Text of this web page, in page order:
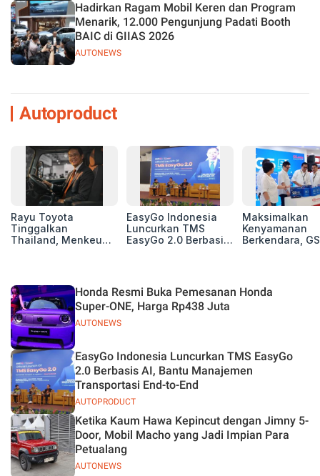
AUTONEWS
Hadirkan Ragam Mobil Keren dan Program
Menarik, 12.000 Pengunjung Padati Booth
BAIC di GIIAS 2026
Autoproduct
Rayu Toyota
Tinggalkan
Thailand, Menkeu
Basis Produksi
ASEAN
EasyGo Indonesia
Luncurkan TMS
EasyGo 2.0 Berbasis
Maksimalkan
Kenyamanan
Berkendara,
2026
AUTONEWS
Honda Resmi Buka Pemesanan Honda
Super-ONE, Harga Rp438 Juta
AUTOPRODUCT
EasyGo Indonesia Luncurkan TMS EasyGo
2.0 Berbasis AI, Bantu Manajemen
Transportasi End-to-End
AUTONEWS
Ketika Kaum Hawa Kepincut dengan Jimny 5-
Door, Mobil Macho yang Jadi Impian Para
Petualang